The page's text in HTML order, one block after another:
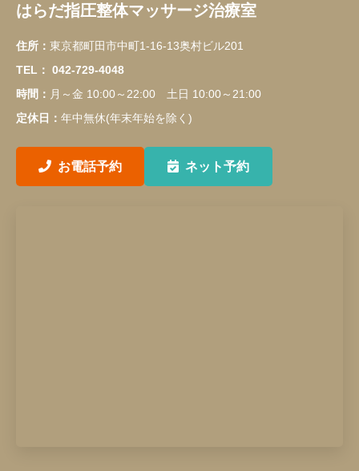
はらだ指圧整体マッサージ治療室
住所： 東京都町田市中町1-16-13奥村ビル201
TEL： 042-729-4048
時間： 月～金 10:00～22:00 土日 10:00～21:00
定休日： 年中無休(年末年始を除く)
お電話予約 ネット予約